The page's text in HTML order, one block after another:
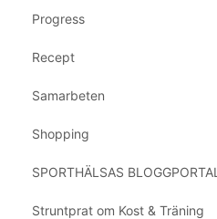
Progress
Recept
Samarbeten
Shopping
SPORTHÄLSAS BLOGGPORTAL
Struntprat om Kost & Träning